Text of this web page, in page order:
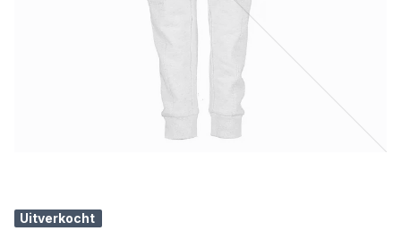
Uitverkocht